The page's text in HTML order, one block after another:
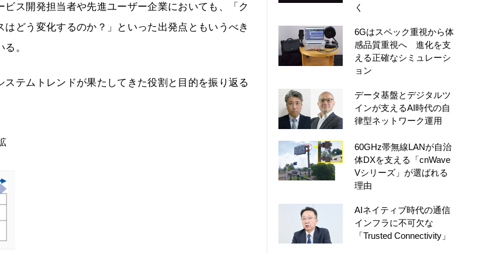
ス開発担当者や先進ユーザー企業においても、「ク
どう変化するのか？」といった出発点ともいうべき
。
テムトレンドが果たしてきた役割と目的を振り返る
く
6Gはスペック重視から体
感品質重視へ 進化を支
える正確なシミュレーシ
ョン
データ基盤とデジタルツ
インが支えるAI時代の自
律型ネットワーク運用
60GHz帯無線LANが自治
体DXを支える「cnWave
Vシリーズ」が選ばれる
理由
AIネイティブ時代の通信
インフラに不可欠な
「Trusted Connectivity」